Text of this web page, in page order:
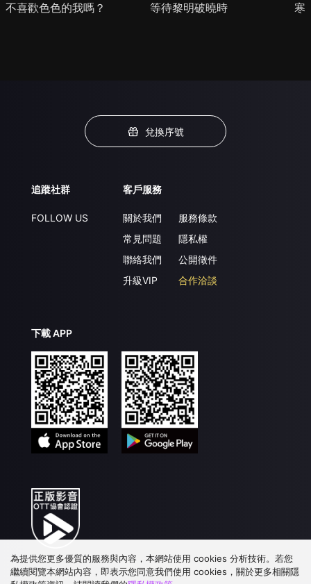
不喜歡色色的我嗎？ 等待黎明破曉時 寒
兌換序號
追蹤社群
FOLLOW US
客戶服務
關於我們
常見問題
聯絡我們
升級VIP
服務條款
隱私權
公開徵件
合作洽談
下載 APP
為提供您更多優質的服務與內容，本網站使用 cookies 分析技術。若您
繼續閱覽本網站內容，即表示您同意我們使用 cookies，關於更多相關隱